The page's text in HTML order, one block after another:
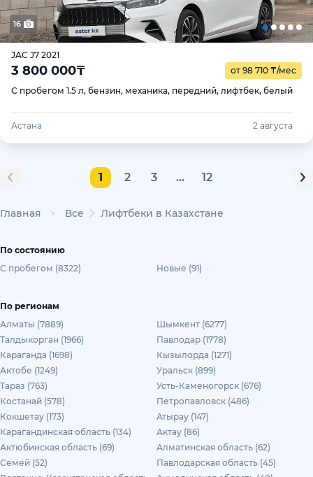
16
JAC J7 2021
3 800 000₸ от 98 710 ₸/мес
С пробегом 1.5 л, бензин, механика, передний, лифтбек, белый
Астана 2 августа
1 2 3 ... 12
Главная Все Лифтбеки в Казахстане
По состоянию
С пробегом (8322)
Новые (91)
По регионам
Алматы (7889)
Шымкент (6277)
Талдыкорган (1966)
Павлодар (1778)
Караганда (1698)
Кызылорда (1271)
Актобе (1249)
Уральск (899)
Тараз (763)
Усть-Каменогорск (676)
Костанай (578)
Петропавловск (486)
Кокшетау (173)
Атырау (147)
Карагандинская область (134)
Актау (86)
Актюбинская область (69)
Алматинская область (62)
Семей (52)
Павлодарская область (45)